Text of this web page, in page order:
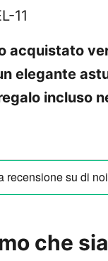
11
acquistato
elegante
incluso
che